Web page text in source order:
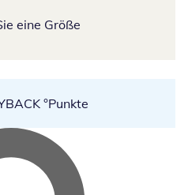
eine Größe
°Punkte